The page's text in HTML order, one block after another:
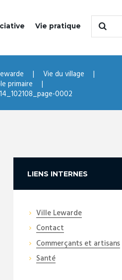
Vie pratique
Vie du village
primaire
0002
LIENS INTERNES
Ville Lewarde
Contact
Commerçants et artisans
Santé